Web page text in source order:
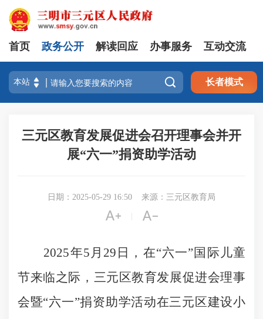
首页 政务公开 解读回应 办事服务 互动交流
 长者模式
三元区教育发展促进会召开理事会并开
展“六一”捐资助学活动
日期：2025-05-29 16:50 来源：三元区教育局
 
2025年5月29日，在“六一”国际儿童
节来临之际，三元区教育发展促进会理事
会暨“六一”捐资助学活动在三元区建设小